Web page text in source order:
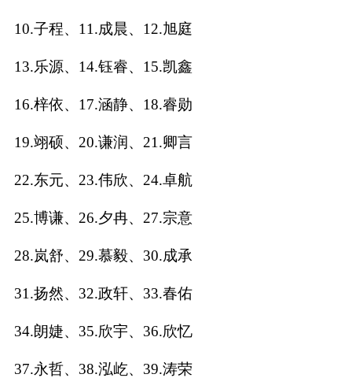
男孩名字打分
女孩名字打分
生
肖
蛇年起名
龙年起名
10.子程、11.成晨、12.旭庭
13.乐源、14.钰睿、15.凯鑫
16.梓依、17.涵静、18.睿勋
19.翊硕、20.谦润、21.卿言
22.东元、23.伟欣、24.卓航
25.博谦、26.夕冉、27.宗意
28.岚舒、29.慕毅、30.成承
31.扬然、32.政轩、33.春佑
34.朗婕、35.欣宇、36.欣忆
37.永哲、38.泓屹、39.涛荣